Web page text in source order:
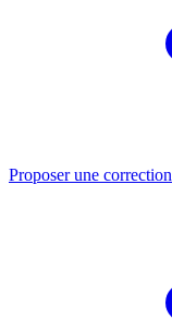
Proposer une correction